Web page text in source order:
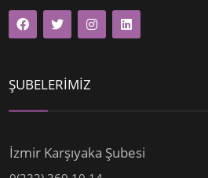
ŞUBELERİMİZ
İzmir Karşıyaka Şubesi